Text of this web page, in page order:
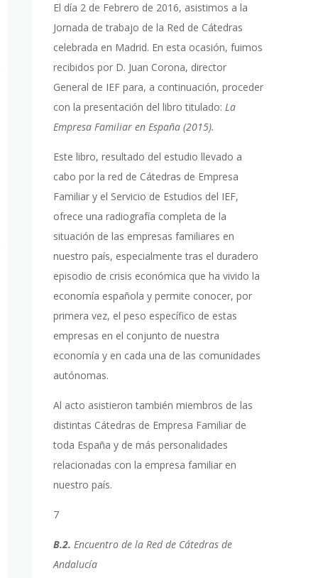
El día 2 de Febrero de 2016, asistimos a la
Jornada de trabajo de la Red de Cátedras
celebrada en Madrid. En esta ocasión, fuimos
recibidos por D. Juan Corona, director
General de IEF para, a continuación, proceder
con la presentación del libro titulado: La
Empresa Familiar en España (2015).
Este libro, resultado del estudio llevado a
cabo por la red de Cátedras de Empresa
Familiar y el Servicio de Estudios del IEF,
ofrece una radiografía completa de la
situación de las empresas familiares en
nuestro país, especialmente tras el duradero
episodio de crisis económica que ha vivido la
economía española y permite conocer, por
primera vez, el peso específico de estas
empresas en el conjunto de nuestra
economía y en cada una de las comunidades
autónomas.
Al acto asistieron también miembros de las
distintas Cátedras de Empresa Familiar de
toda España y de más personalidades
relacionadas con la empresa familiar en
nuestro país.
7
B.2. Encuentro de la Red de Cátedras de
Andalucía